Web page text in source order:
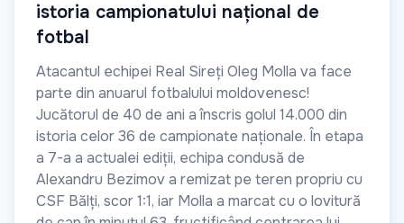
istoria campionatului național de
fotbal
Atacantul echipei Real Sireți Oleg Molla va face
parte din anuarul fotbalului moldovenesc!
Jucătorul de 40 de ani a înscris golul 14.000 din
istoria celor 36 de campionate naționale. În etapa
a 7-a a actualei ediții, echipa condusă de
Alexandru Bezimov a remizat pe teren propriu cu
CSF Bălți, scor 1:1, iar Molla a marcat cu o lovitură